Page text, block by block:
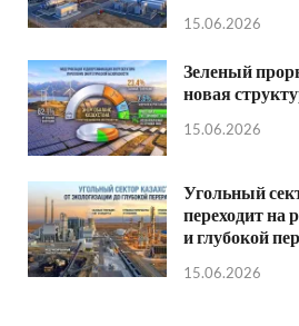
15.06.2026
Зеленый
новая
15.06.2026
Угольный
переходит на
и глубокой
15.06.2026